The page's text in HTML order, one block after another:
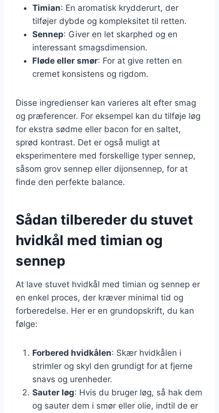
Timian: En aromatisk krydderurt, der
tilføjer dybde og kompleksitet til retten.
Sennep: Giver en let skarphed og en
interessant smagsdimension.
Fløde eller smør: For at give retten en
cremet konsistens og rigdom.
Disse ingredienser kan varieres alt efter smag
og præferencer. For eksempel kan du tilføje løg
for ekstra sødme eller bacon for en saltet,
sprød kontrast. Det er også muligt at
eksperimentere med forskellige typer sennep,
såsom grov sennep eller dijonsennep, for at
finde den perfekte balance.
Sådan tilbereder du stuvet
hvidkål med timian og
sennep
At lave stuvet hvidkål med timian og sennep er
en enkel proces, der kræver minimal tid og
forberedelse. Her er en grundopskrift, du kan
følge:
Forbered hvidkålen: Skær hvidkålen i
strimler og skyl den grundigt for at fjerne
snavs og urenheder.
Sauter løg: Hvis du bruger løg, så hak dem
og sauter dem i smør eller olie, indtil de er